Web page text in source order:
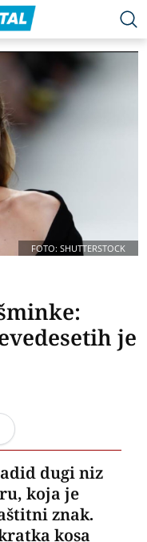
FOTO: SHUTTERSTOCK
je
dugi niz
koja je
znak.
kosa